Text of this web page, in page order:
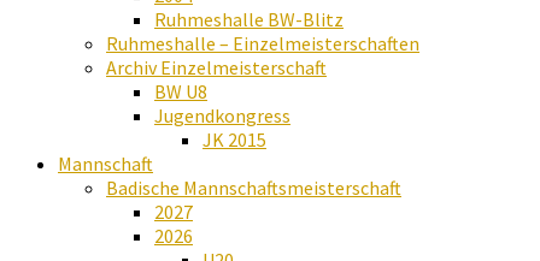
Ruhmeshalle BW-Blitz
Ruhmeshalle – Einzelmeisterschaften
Archiv Einzelmeisterschaft
BW U8
Jugendkongress
JK 2015
Mannschaft
Badische Mannschaftsmeisterschaft
2027
2026